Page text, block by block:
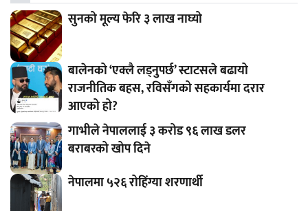
सुनको मूल्य फेरि ३ लाख नाघ्यो
बालेनको ‘एक्लै लड्नुपर्छ’ स्टाटसले बढायो
राजनीतिक बहस, रविसँगको सहकार्यमा दरार
आएको हो?
गाभीले नेपाललाई ३ करोड ९६ लाख डलर
बराबरको खोप दिने
नेपालमा ५२६ रोहिंग्या शरणार्थी